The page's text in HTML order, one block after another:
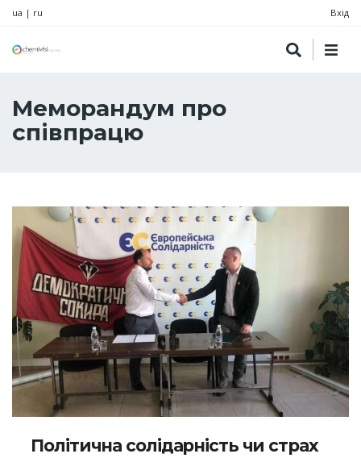
ua | ru Вхід
Меморандум про
співпрацю
Політична солідарність чи страх